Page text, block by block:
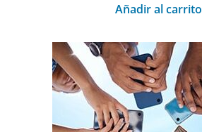
Añadir al carrito